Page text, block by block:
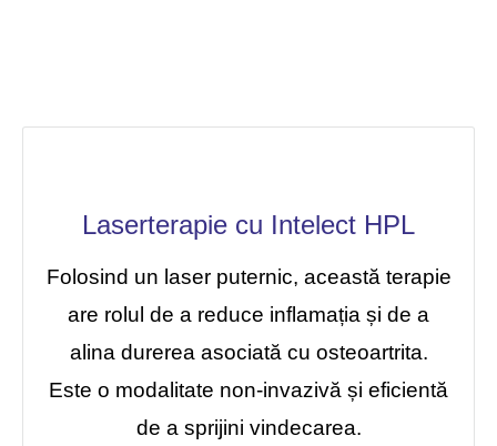
Laserterapie cu Intelect HPL
Folosind un laser puternic, această terapie
are rolul de a reduce inflamația și de a
alina durerea asociată cu osteoartrita.
Este o modalitate non-invazivă și eficientă
de a sprijini vindecarea.